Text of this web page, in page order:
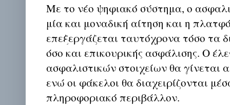
Με το νέο ψηφιακό σύστημα, ο
μία και μοναδική αίτηση και η
επεξεργάζεται ταυτόχρονα τόσο τα
όσο και επικουρικής ασφάλισης. Ο
ασφαλιστικών στοιχείων θα γίνεται
ενώ οι φάκελοι θα διαχειρίζονται
πληροφοριακό περιβάλλον.